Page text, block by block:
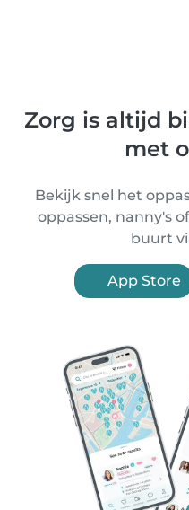
Zorg is altijd
met
Bekijk snel het
oppassen, nanny's
buurt
App Store